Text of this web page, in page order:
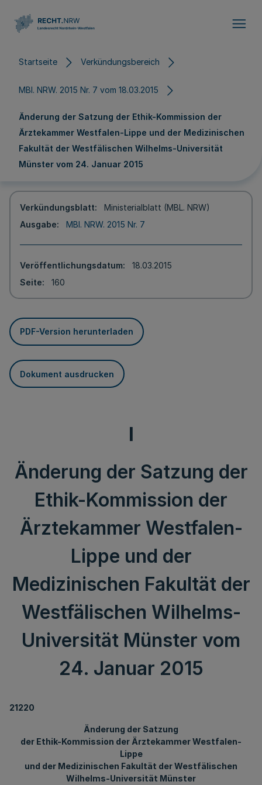
Startseite Verkündungsbereich
MBl. NRW. 2015 Nr. 7 vom 18.03.2015
Änderung der Satzung der Ethik-Kommission der
Ärztekammer Westfalen-Lippe und der Medizinischen
Fakultät der Westfälischen Wilhelms-Universität
Münster vom 24. Januar 2015
Verkündungsblatt
Ministerialblatt (MBL. NRW)
Ausgabe
MBl. NRW. 2015 Nr. 7
Veröffentlichungsdatum
18.03.2015
Seite
160
PDF-Version herunterladen
Dokument ausdrucken
I
Änderung der Satzung der
Ethik-Kommission der
Ärztekammer Westfalen-
Lippe und der
Medizinischen Fakultät der
Westfälischen Wilhelms-
Universität Münster vom
24. Januar 2015
21220
Änderung der Satzung
der Ethik-Kommission der Ärztekammer Westfalen-
Lippe
und der Medizinischen Fakultät der Westfälischen
Wilhelms-Universität Münster